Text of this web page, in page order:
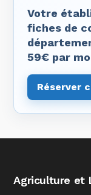
Votre
fiches de
59€ par
Réserver
Agriculture et